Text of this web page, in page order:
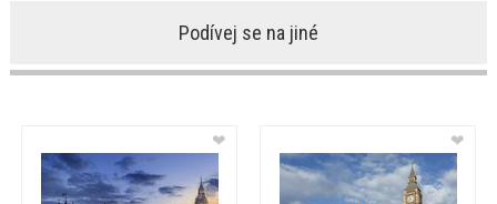
Podívej se na jiné
❤ ❤